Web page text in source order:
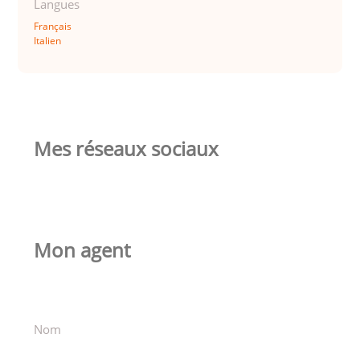
Langues
Français
Italien
Mes réseaux sociaux
Mon agent
Nom